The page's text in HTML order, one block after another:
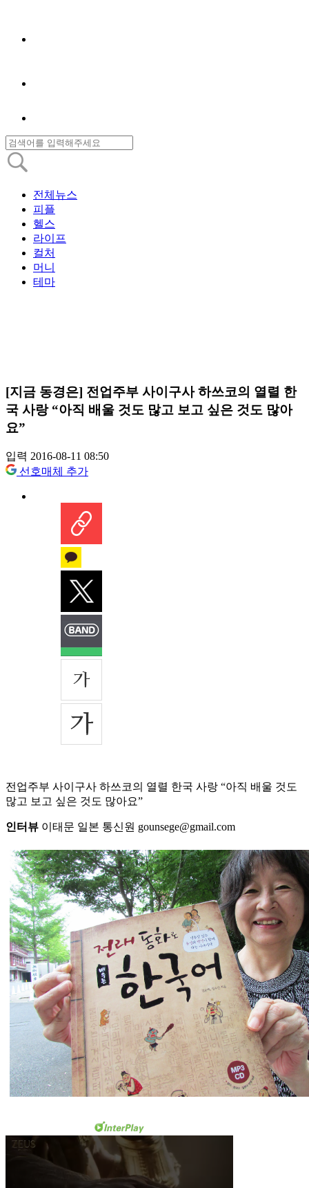
전체뉴스
피플
헬스
라이프
컬처
머니
테마
[지금 동경은] 전업주부 사이구사 하쓰코의 열렬 한
국 사랑 “아직 배울 것도 많고 보고 싶은 것도 많아
요”
입력 2016-08-11 08:50
선호매체 추가
전업주부 사이구사 하쓰코의 열렬 한국 사랑 “아직 배울 것도
많고 보고 싶은 것도 많아요”
인터뷰 이태문 일본 통신원 gounsege@gmail.com